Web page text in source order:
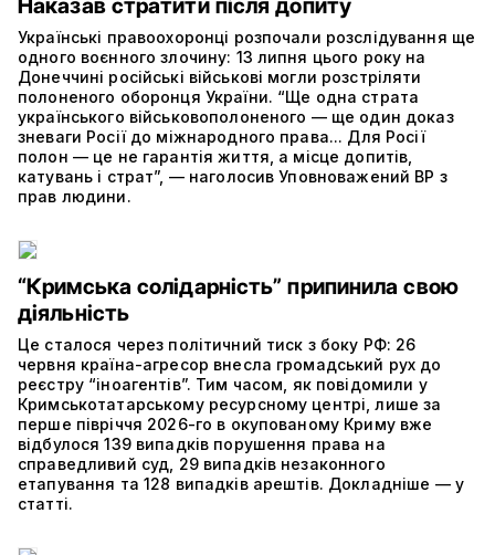
Наказав стратити після допиту
Українські правоохоронці розпочали розслідування ще
одного воєнного злочину: 13 липня цього року на
Донеччині російські військові могли розстріляти
полоненого оборонця України. “Ще одна страта
українського військовополоненого — ще один доказ
зневаги Росії до міжнародного права... Для Росії
полон — це не гарантія життя, а місце допитів,
катувань і страт”, — наголосив Уповноважений ВР з
прав людини.
“Кримська солідарність” припинила свою
діяльність
Це сталося через політичний тиск з боку РФ: 26
червня країна-агресор внесла громадський рух до
реєстру “іноагентів”. Тим часом, як повідомили у
Кримськотатарському ресурсному центрі, лише за
перше півріччя 2026-го в окупованому Криму вже
відбулося 139 випадків порушення права на
справедливий суд, 29 випадків незаконного
етапування та 128 випадків арештів. Докладніше — у
статті.